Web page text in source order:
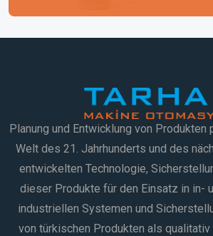
Planung und Entwicklung von Produkten
Welt des 21. Jahrhunderts und des
entwickelten Technologie,
dieser Produkte für den Einsatz in in-
industriellen Systemen und
von türkischen Produkten als